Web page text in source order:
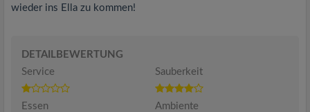
wieder ins Ella zu kommen!
DETAILBEWERTUNG
Service
Sauberkeit
Essen Ambiente